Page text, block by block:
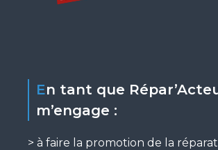
En tant que Répar’Acteur, je
m’engage :
> à faire la promotion de la